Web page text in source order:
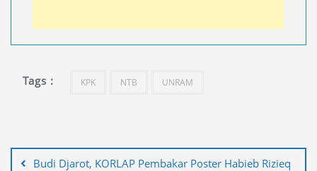
Tags : KPK NTB UNRAM
posBudi Djarot, KORLAP Pembakar Poster Habieb Rizieq